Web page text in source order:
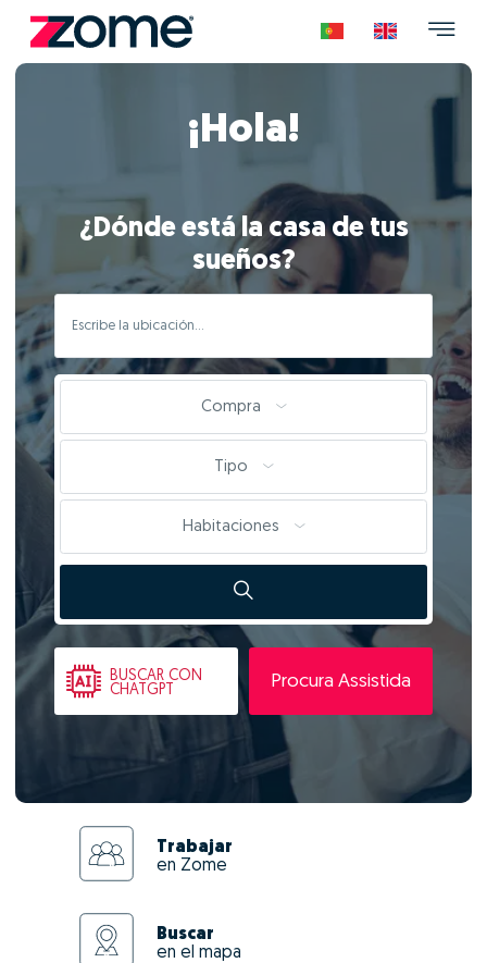
¡Hola!
¿Dónde está la casa de tus
sueños?
Compra
Tipo
Habitaciones
BUSCAR CON
CHATGPT
Procura Assistida
Trabajar
en Zome
Buscar
en el mapa